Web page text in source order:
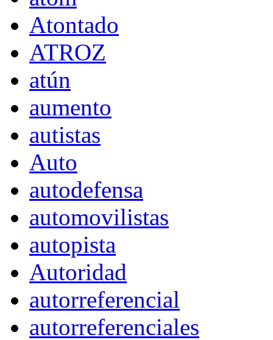
Atontado
ATROZ
atún
aumento
autistas
Auto
autodefensa
automovilistas
autopista
Autoridad
autorreferencial
autorreferenciales